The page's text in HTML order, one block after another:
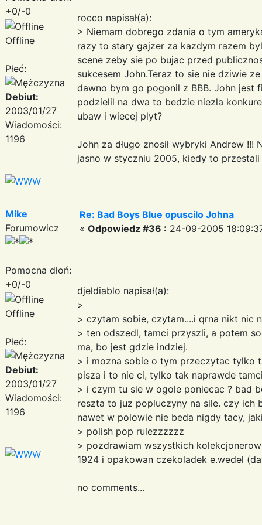
+0/-0
Offline
Płeć:
Debiut:
2003/01/27
Wiadomości:
1196
rocco napisał(a):
> Niemam dobrego zdania o tym
razy to stary gajzer za kazdym razem
scene zeby sie po bujac przed
sukcesem John.Teraz to sie nie dziwie
dawno bym go pogonil z BBB. John jest
podzielil na dwa to bedzie niezla
ubaw i wiecej plyt?
John za długo znosił wybryki Andrew !!!
jasno w styczniu 2005, kiedy to
Mike
Forumowicz
Pomocna dłoń:
+0/-0
Offline
Płeć:
Debiut:
2003/01/27
Wiadomości:
1196
Re: Bad Boys Blue opuscilo Johna
« Odpowiedz #36 : 24-09-2005
djeldiablo napisał(a):
>
> czytam sobie, czytam....i qrna nikt nic
> ten odszedl, tamci przyszli, a potem
ma, bo jest gdzie indziej.
> i mozna sobie o tym przeczytac tylko
pisza i to nie ci, tylko tak naprawde
> i czym tu sie w ogole poniecac ? bad
reszta to juz popluczyny na sile. czy ich
nawet w polowie nie beda nigdy tacy,
> polish pop rulezzzzzz
> pozdrawiam wszystkich
1924 i opakowan czekoladek e.wedel
no comments...